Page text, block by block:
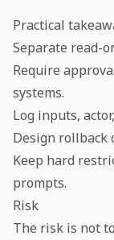
Practical
Separate read-
Require
systems.
Log inputs,
Design rollback
Keep hard
prompts.
Risk
The risk is not